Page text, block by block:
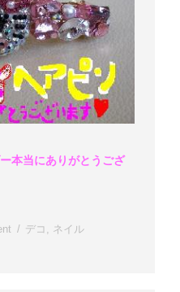
本当にありがとうござ
デコ , ネイル